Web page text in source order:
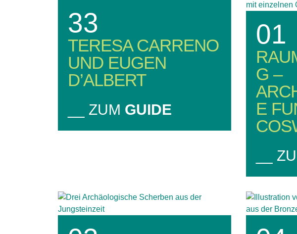
33
TERESA CARRENO
UND EUGEN
D’ALBERT
__ ZUM GUIDE
01
G –
E
__